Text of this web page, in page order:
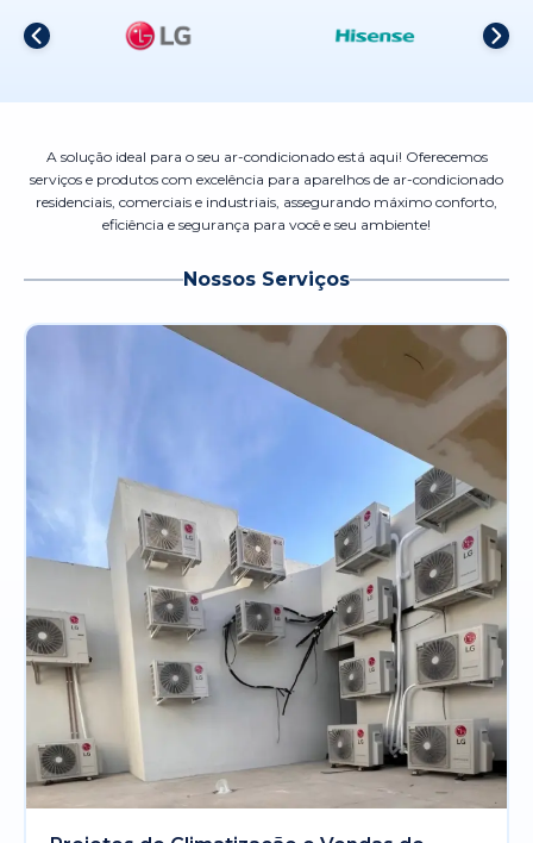
A solução ideal para o seu ar-condicionado está aqui! Oferecemos
serviços e produtos com excelência para aparelhos de ar-condicionado
residenciais, comerciais e industriais, assegurando máximo conforto,
eficiência e segurança para você e seu ambiente!
Nossos Serviços